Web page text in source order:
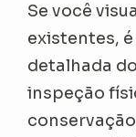
Se você
existentes,
detalhada
inspeção